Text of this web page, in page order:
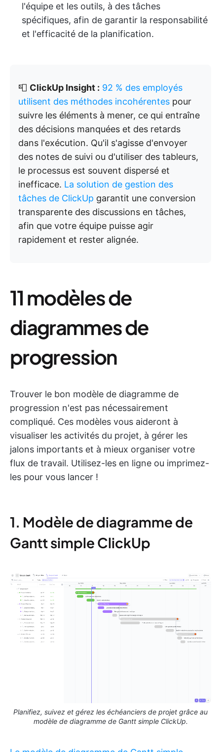
l'équipe et les outils, à des tâches
spécifiques, afin de garantir la responsabilité
et l'efficacité de la planification.
📮 ClickUp Insight : 92 % des employés
utilisent des méthodes incohérentes pour
suivre les éléments à mener, ce qui entraîne
des décisions manquées et des retards
dans l'exécution. Qu'il s'agisse d'envoyer
des notes de suivi ou d'utiliser des tableurs,
le processus est souvent dispersé et
inefficace. La solution de gestion des
tâches de ClickUp garantit une conversion
transparente des discussions en tâches,
afin que votre équipe puisse agir
rapidement et rester alignée.
11 modèles de
diagrammes de
progression
Trouver le bon modèle de diagramme de
progression n'est pas nécessairement
compliqué. Ces modèles vous aideront à
visualiser les activités du projet, à gérer les
jalons importants et à mieux organiser votre
flux de travail. Utilisez-les en ligne ou imprimez-
les pour vous lancer !
1. Modèle de diagramme de
Gantt simple ClickUp
Planifiez, suivez et gérez les échéanciers de projet grâce au
modèle de diagramme de Gantt simple ClickUp.